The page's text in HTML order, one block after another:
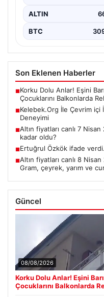
ALTIN
BTC
Son Eklenen Haberler
■Korku Dolu Anlar! Eşini
Çocuklarını Balkonlarda
■Kelebek.Org İle Çevrim
Deneyimi
■Altın fiyatları canlı 7
kadar oldu?
■Ertuğrul Özkök ifade
■Altın fiyatları canlı 8
Gram, çeyrek, yarım ve
Güncel
08/08/2026
Korku Dolu Anlar! Eşini
Çocuklarını Balkonlarda